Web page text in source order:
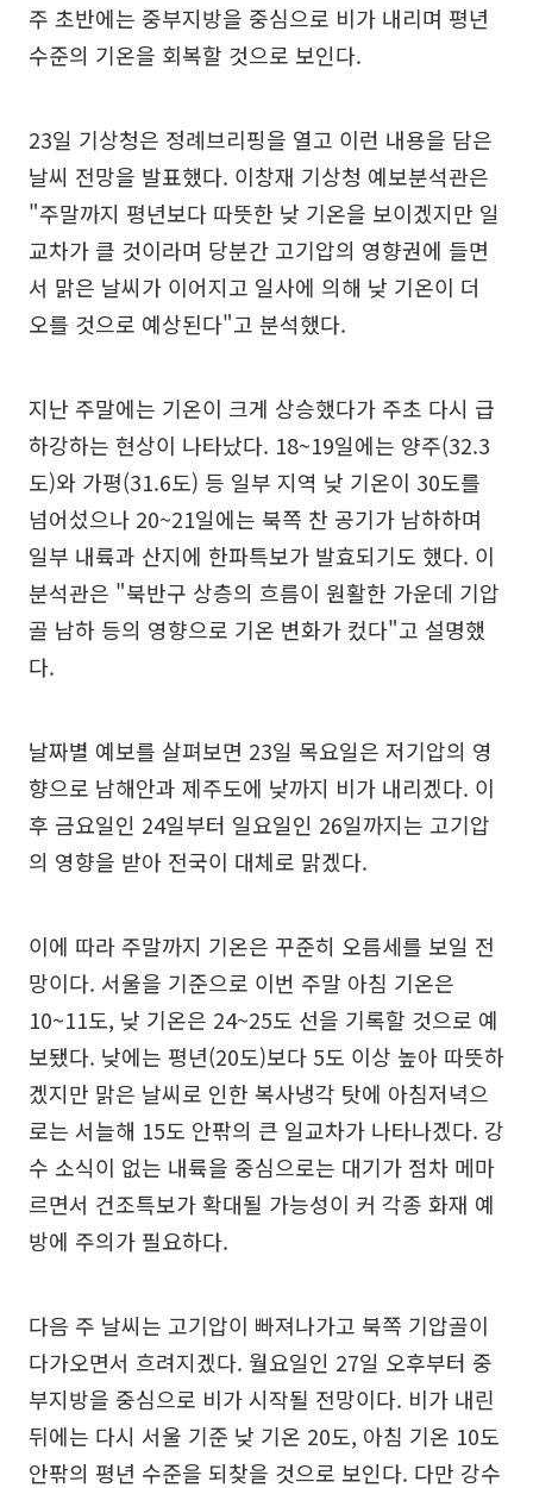
주 초반에는 중부지방을 중심으로 비가 내리며 평년
수준의 기온을 회복할 것으로 보인다.
23일 기상청은 정례브리핑을 열고 이런 내용을 담은
날씨 전망을 발표했다. 이창재 기상청 예보분석관은
"주말까지 평년보다 따뜻한 낮 기온을 보이겠지만 일
교차가 클 것이라며 당분간 고기압의 영향권에 들면
서 맑은 날씨가 이어지고 일사에 의해 낮 기온이 더
오를 것으로 예상된다"고 분석했다.
지난 주말에는 기온이 크게 상승했다가 주초 다시 급
하강하는 현상이 나타났다. 18~19일에는 양주(32.3
도)와 가평(31.6도) 등 일부 지역 낮 기온이 30도를
넘어섰으나 20~21일에는 북쪽 찬 공기가 남하하며
일부 내륙과 산지에 한파특보가 발효되기도 했다. 이
분석관은 "북반구 상층의 흐름이 원활한 가운데 기압
골 남하 등의 영향으로 기온 변화가 컸다"고 설명했
다.
날짜별 예보를 살펴보면 23일 목요일은 저기압의 영
향으로 남해안과 제주도에 낮까지 비가 내리겠다. 이
후 금요일인 24일부터 일요일인 26일까지는 고기압
의 영향을 받아 전국이 대체로 맑겠다.
이에 따라 주말까지 기온은 꾸준히 오름세를 보일 전
망이다. 서울을 기준으로 이번 주말 아침 기온은
10~11도, 낮 기온은 24~25도 선을 기록할 것으로 예
보됐다. 낮에는 평년(20도)보다 5도 이상 높아 따뜻하
겠지만 맑은 날씨로 인한 복사냉각 탓에 아침저녁으
로는 서늘해 15도 안팎의 큰 일교차가 나타나겠다. 강
수 소식이 없는 내륙을 중심으로는 대기가 점차 메마
르면서 건조특보가 확대될 가능성이 커 각종 화재 예
방에 주의가 필요하다.
다음 주 날씨는 고기압이 빠져나가고 북쪽 기압골이
다가오면서 흐려지겠다. 월요일인 27일 오후부터 중
부지방을 중심으로 비가 시작될 전망이다. 비가 내린
뒤에는 다시 서울 기준 낮 기온 20도, 아침 기온 10도
안팎의 평년 수준을 되찾을 것으로 보인다. 다만 강수